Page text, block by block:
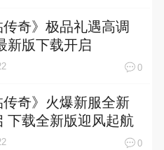
传奇》极品礼遇高调
新版下载开启
0
传奇》火爆新服全新
下载全新版迎风起航
0